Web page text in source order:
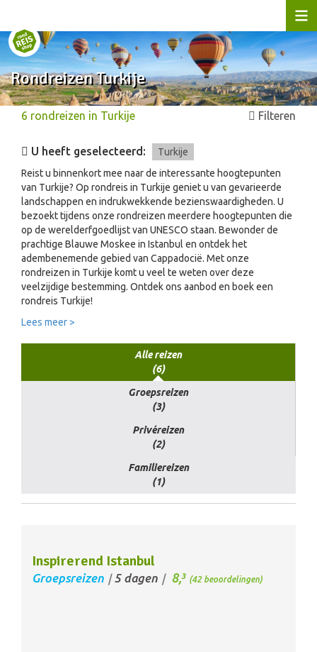
Rondreizen Turkije
6 rondreizen in Turkije Filteren
U heeft geselecteerd:
Turkije
Reist u binnenkort mee naar de interessante hoogtepunten
van Turkije? Op rondreis in Turkije geniet u van gevarieerde
landschappen en indrukwekkende bezienswaardigheden. U
bezoekt tijdens onze rondreizen meerdere hoogtepunten die
op de werelderfgoedlijst van UNESCO staan. Bewonder de
prachtige Blauwe Moskee in Istanbul en ontdek het
adembenemende gebied van Cappadocië. Met onze
rondreizen in Turkije komt u veel te weten over deze
veelzijdige bestemming. Ontdek ons aanbod en boek een
rondreis Turkije!
Lees meer >
Alle reizen
(6)
Groepsreizen
(3)
Privéreizen
(2)
Familiereizen
(1)
Inspirerend Istanbul
Groepsreizen /5 dagen / 8,3 (42 beoordelingen)